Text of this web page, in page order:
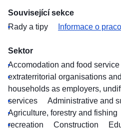
Související sekce
Rady a tipy
Informace o
Sektor
Accomodation and food
extraterritorial organisations
households as employers,
services
Administrative and
Agriculture, forestry and fishing
recreation
Construction